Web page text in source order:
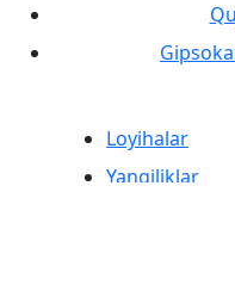
Loyihalar
Yangiliklar